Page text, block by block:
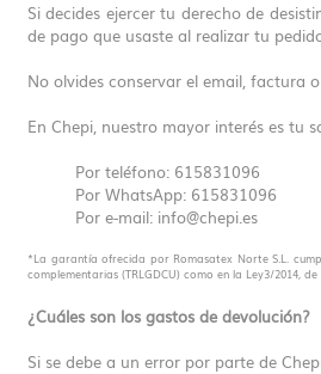
Si decides ejercer tu derecho de
de pago que usaste al realizar tu
No olvides conservar el email, factura
En Chepi, nuestro mayor interés es tu
Por teléfono: 615831096
Por WhatsApp: 615831096
Por e-mail: info@chepi.es
*La garantía ofrecida por Romasatex Norte S.L.
complementarias (TRLGDCU) como en la Ley3/2014,
¿Cuáles son los gastos de devolución?
Si se debe a un error por parte de